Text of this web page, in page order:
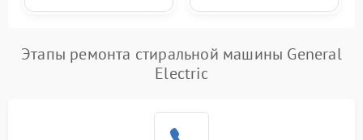
Этапы ремонта стиральной машины General
Electric